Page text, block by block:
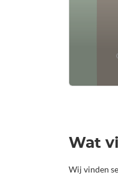
Wat
Wij vinden